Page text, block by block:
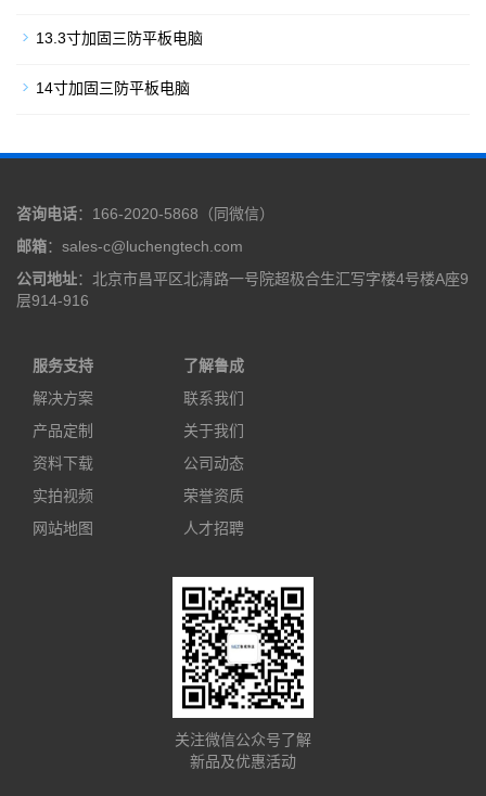
13.3寸加固三防平板电脑
14寸加固三防平板电脑
咨询电话：166-2020-5868（同微信）
邮箱：sales-c@luchengtech.com
公司地址：北京市昌平区北清路一号院超极合生汇写字楼4号楼A座9
层914-916
服务支持
解决方案
产品定制
资料下载
实拍视频
网站地图
了解鲁成
联系我们
关于我们
公司动态
荣誉资质
人才招聘
关注微信公众号了解
新品及优惠活动